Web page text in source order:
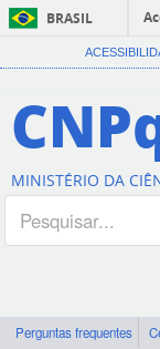
BRASIL
MINISTÉRIO DA
Perguntas frequentes